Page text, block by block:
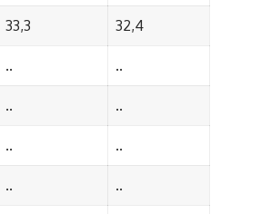
33,3 32,4
.. ..
.. ..
.. ..
.. ..